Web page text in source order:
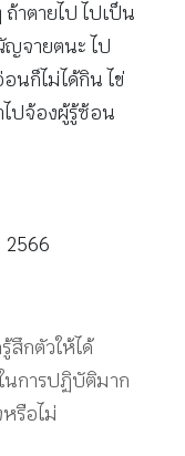
าตายไป ไปเป็น
จายตนะ ไป
นก็ไม่ได้กิน ไข่
ปจ้องผู้รู้ซ้อน
2566
สึกตัวให้ได้
นการปฏิบัติมาก
รือไม่